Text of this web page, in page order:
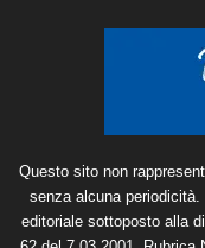
Questo sito non
senza alcuna
editoriale sottoposto alla